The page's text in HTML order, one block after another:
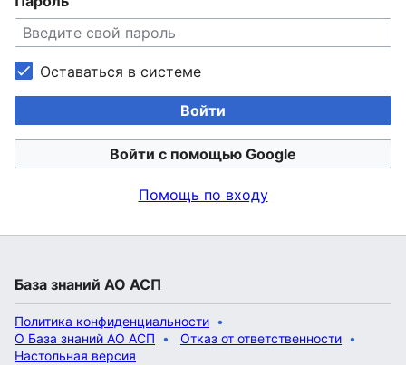
Оставаться в системе
Войти
Войти с помощью Google
Помощь по входу
База знаний АО АСП
Политика конфиденциальности
О База знаний АО АСП
Отказ от ответственности
Настольная версия